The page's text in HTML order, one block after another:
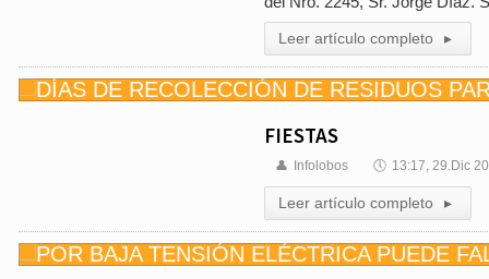
Leer artículo completo ▸
FIESTAS
👤 Infolobos 🕔 13:17, 29.Dic
Leer artículo completo ▸